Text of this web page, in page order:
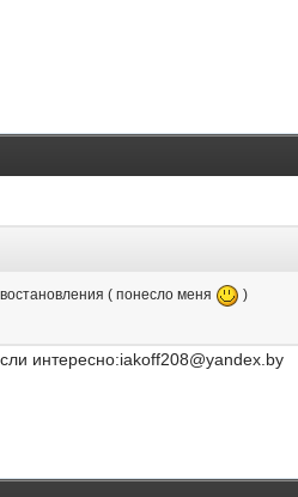
( понесло меня
)
интересно:iakoff208@yandex.by